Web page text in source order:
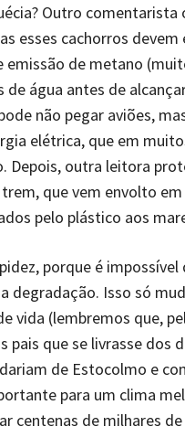
Outro comentarista
esses cachorros
emissão de metano
água antes de
não pegar aviões,
elétrica, que em
Depois, outra leitora
que vem envolto
pelo plástico aos
porque é
degradação. Isso só
vida (lembremos que,
pais que se livrasse dos
de Estocolmo e
para um clima
centenas de milhares de